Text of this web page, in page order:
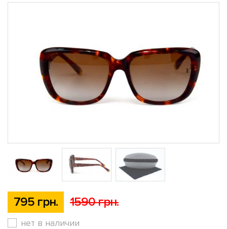
795 грн. 1590 грн.
нет в наличии